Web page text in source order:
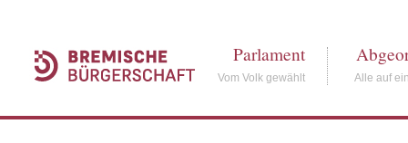
Parlament
Vom Volk gewählt Alle auf